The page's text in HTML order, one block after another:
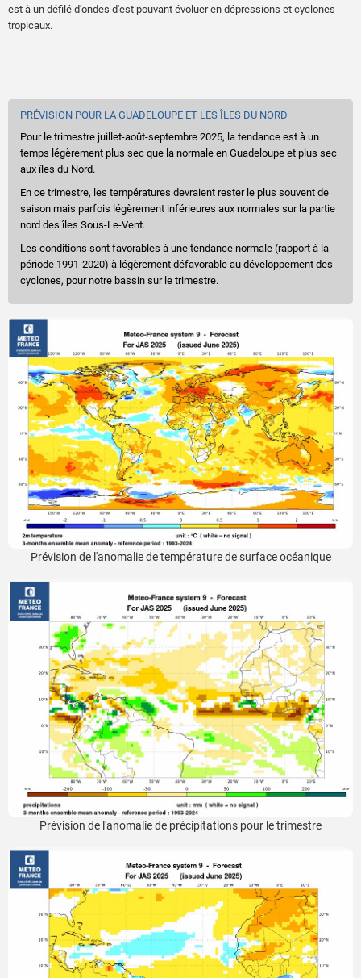
est à un défilé d'ondes d'est pouvant évoluer en dépressions et cyclones
tropicaux.
PRÉVISION POUR LA GUADELOUPE ET LES ÎLES DU NORD
Pour le trimestre juillet-août-septembre 2025, la tendance est à un
temps légèrement plus sec que la normale en Guadeloupe et plus sec
aux îles du Nord.
En ce trimestre, les températures devraient rester le plus souvent de
saison mais parfois légèrement inférieures aux normales sur la partie
nord des îles Sous-Le-Vent.
Les conditions sont favorables à une tendance normale (rapport à la
période 1991-2020) à légèrement défavorable au développement des
cyclones, pour notre bassin sur le trimestre.
Prévision de l'anomalie de température de surface océanique
Prévision de l'anomalie de précipitations pour le trimestre